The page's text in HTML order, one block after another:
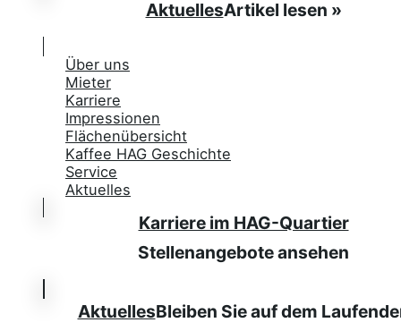
AktuellesArtikel lesen »
Über uns
Mieter
Karriere
Impressionen
Flächenübersicht
Kaffee HAG Geschichte
Service
Aktuelles
Karriere im HAG-Quartier
Stellenangebote ansehen
AktuellesBleiben Sie auf dem